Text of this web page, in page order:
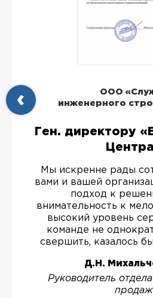
ООО
инженерного
Ген. директору
Мы искренне рады
вами и вашей
подход к
внимательность к
высокий уровень
команде не
свершить, казалось
Д.Н.
Руководитель
продаж